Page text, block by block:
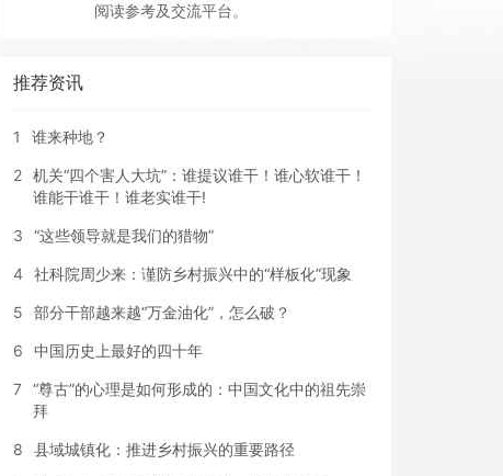
阅读参考及交流平台。
推荐资讯
1 谁来种地？
2 机关“四个害人大坑”：谁提议谁干！谁心软谁干！
谁能干谁干！谁老实谁干!
3 “这些领导就是我们的猎物”
4 社科院周少来：谨防乡村振兴中的“样板化”现象
5 部分干部越来越“万金油化”，怎么破？
6 中国历史上最好的四十年
7 “尊古”的心理是如何形成的：中国文化中的祖先崇
拜
8 县域城镇化：推进乡村振兴的重要路径